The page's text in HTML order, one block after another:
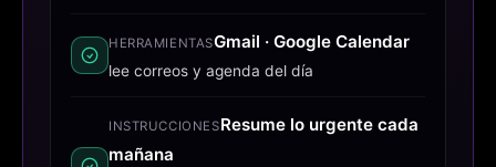
HERRAMIENTASGmail · Google Calendar
lee correos y agenda del día
INSTRUCCIONESResume lo urgente cada
mañana